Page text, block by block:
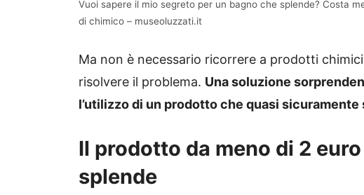
Vuoi sapere il mio segreto per un bagno che splende? Costa
di chimico – museoluzzati.it
Ma non è necessario ricorrere a prodotti
risolvere il problema. Una soluzione
l’utilizzo di un prodotto che quasi sicuramente
Il prodotto da meno di 2
splende